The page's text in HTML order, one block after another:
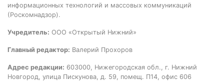
информационных технологий и массовых коммуникаций
(Роскомнадзор).
Учредитель: ООО «Открытый Нижний»
Главный редактор: Валерий Прохоров
Адрес редакции: 603000, Нижегородская обл., г. Нижний
Новгород, улица Пискунова, д. 59, помещ. П14, офис 606